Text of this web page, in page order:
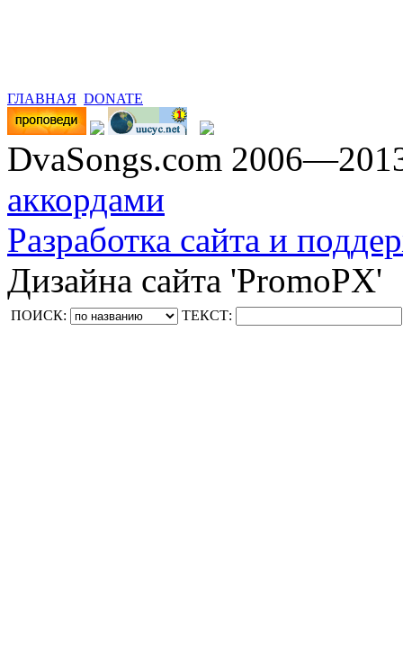
ГЛАВНАЯ DONATE
DvaSongs.com
аккордами
Разработка сайта и
Дизайна сайта 'PromoPX'
ПОИСК: ТЕКСТ: